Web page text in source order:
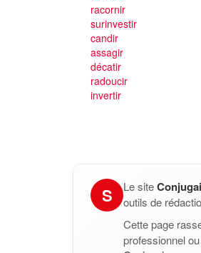
racornir
surinvestir
candir
assagir
décatir
radoucir
invertir
S Le site
outils de
Cette page
professionnel